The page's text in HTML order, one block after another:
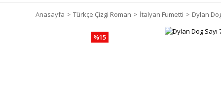
Anasayfa Türkçe Çizgi Roman İtalyan Fumetti Dylan
%15